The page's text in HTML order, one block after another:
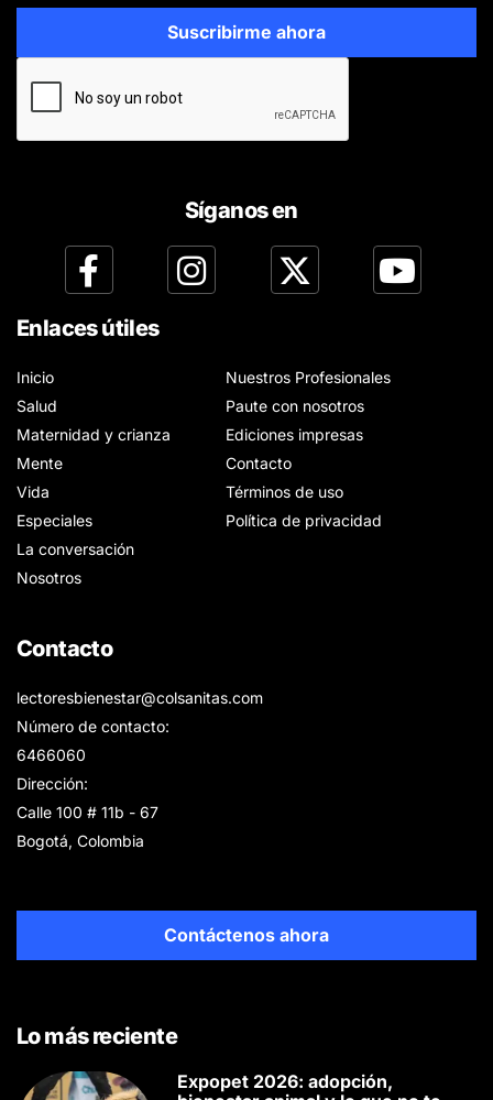
Síganos en
Enlaces útiles
Inicio
Salud
Maternidad y crianza
Mente
Vida
Especiales
La conversación
Nosotros
Nuestros Profesionales
Paute con nosotros
Ediciones impresas
Contacto
Términos de uso
Política de privacidad
Contacto
lectoresbienestar@colsanitas.com
Número de contacto:
6466060
Dirección:
Calle 100 # 11b - 67
Bogotá, Colombia
Contáctenos ahora
Lo más reciente
Expopet 2026: adopción,